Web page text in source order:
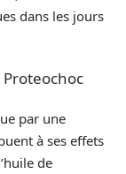
dans les jours
par une
à ses effets
de